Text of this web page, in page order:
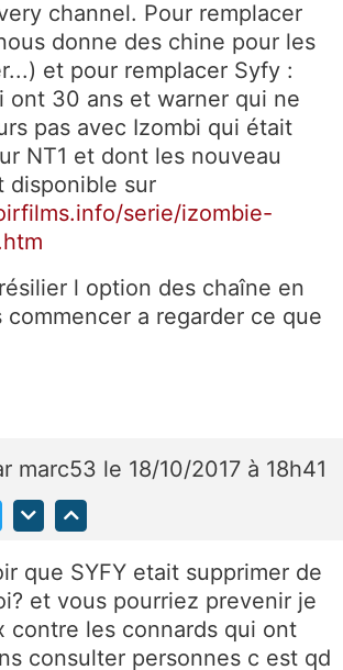
channel. Pour remplacer
donne des chine pour les
et pour remplacer Syfy :
ont 30 ans et warner qui ne
pas avec Izombi qui était
NT1 et dont les nouveau
disponible sur
serie/izombie-
l option des chaîne en
commencer a regarder ce que
marc53 le 18/10/2017 à 18h41
que SYFY etait supprimer de
et vous pourriez prevenir je
contre les connards qui ont
consulter personnes c est qd